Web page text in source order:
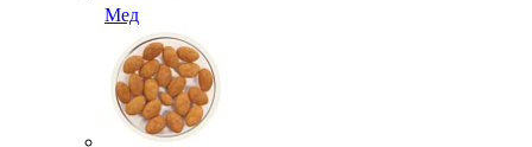
Мед